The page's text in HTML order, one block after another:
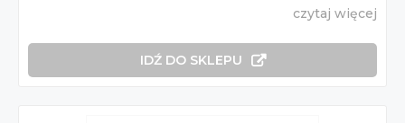
czytaj więcej
IDŹ DO SKLEPU